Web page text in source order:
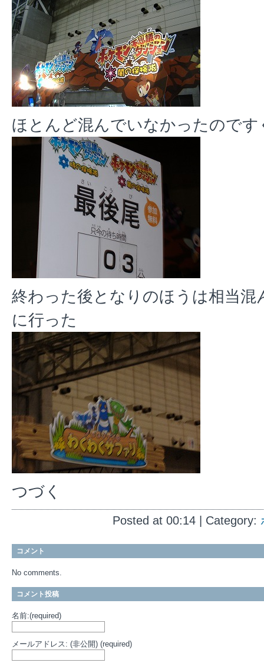
ほとんど混んでいなかったのです
終わった後となりのほうは相当
に行った
つづく
Posted at 00:14 | Category:
コメント
No comments.
コメント投稿
名前:(required)
メールアドレス: (非公開) (required)